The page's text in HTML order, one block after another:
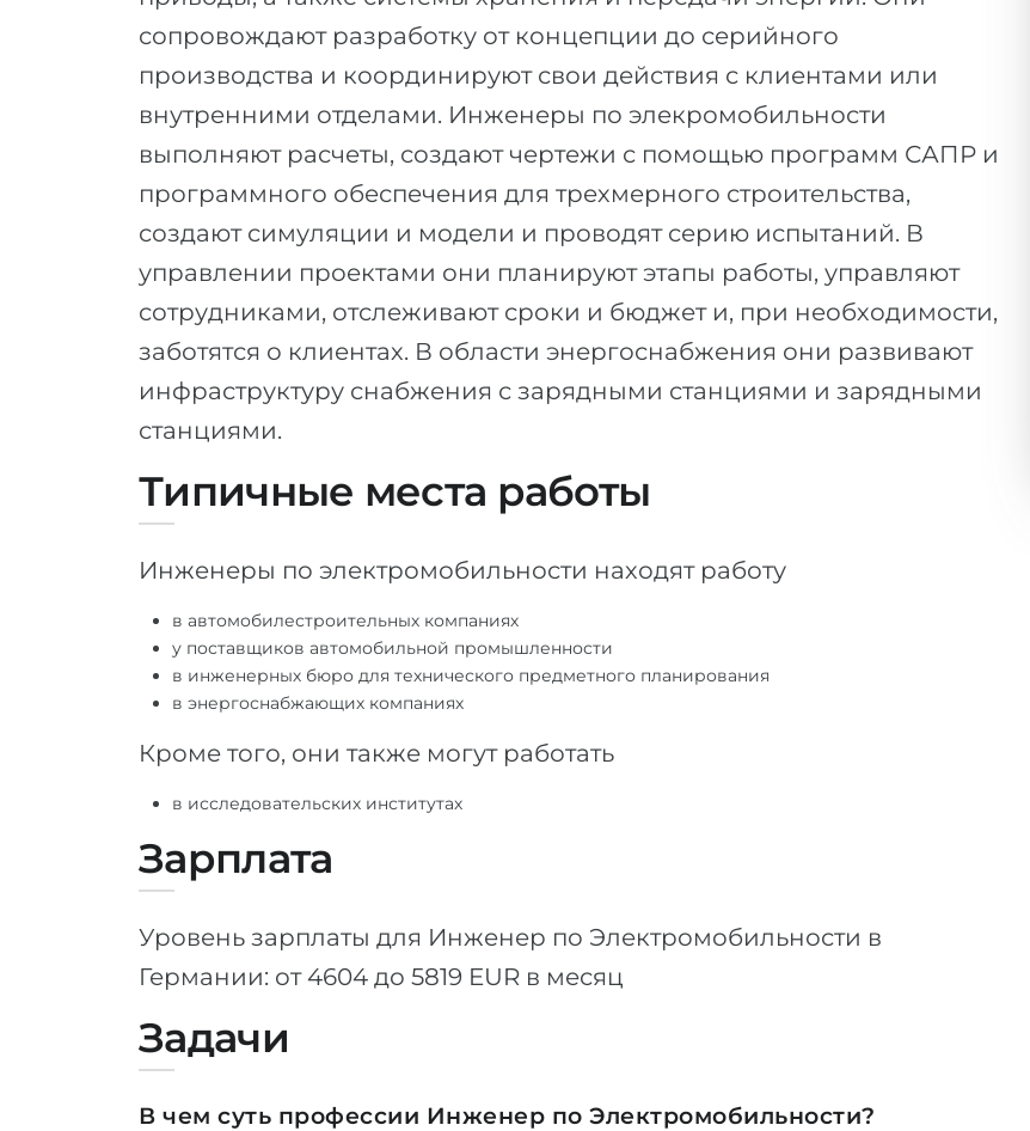
сопровождают разработку от концепции до серийного
производства и координируют свои действия с клиентами или
внутренними отделами. Инженеры по элекромобильности
выполняют расчеты, создают чертежи с помощью программ САПР и
программного обеспечения для трехмерного строительства,
создают симуляции и модели и проводят серию испытаний. В
управлении проектами они планируют этапы работы, управляют
сотрудниками, отслеживают сроки и бюджет и, при необходимости,
заботятся о клиентах. В области энергоснабжения они развивают
инфраструктуру снабжения с зарядными станциями и зарядными
станциями.
Типичные места работы
Инженеры по электромобильности находят работу
в автомобилестроительных компаниях
у поставщиков автомобильной промышленности
в инженерных бюро для технического предметного планирования
в энергоснабжающих компаниях
Кроме того, они также могут работать
в исследовательских институтах
Зарплата
Уровень зарплаты для Инженер по Электромобильности в
Германии: от 4604 до 5819 EUR в месяц
Задачи
В чем суть профессии Инженер по Электромобильности?